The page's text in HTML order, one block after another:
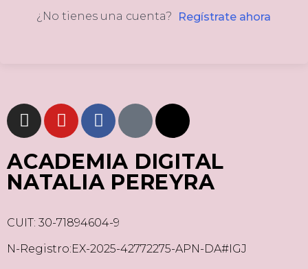
¿No tienes una cuenta? Regístrate ahora
ACADEMIA DIGITAL
NATALIA PEREYRA
CUIT: 30-71894604-9
N-Registro:EX-2025-42772275-APN-DA#IGJ